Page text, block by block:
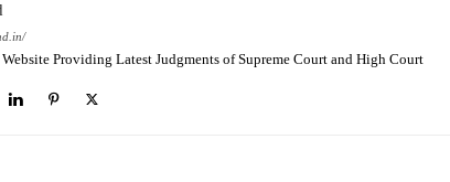
Providing Latest Judgments of Supreme Court and High Court